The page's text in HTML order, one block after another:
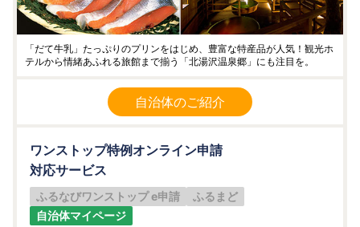
「だて牛乳」たっぷりのプリンをはじめ、豊富な特産品が人気！観光ホ
テルから情緒あふれる旅館まで揃う「北湯沢温泉郷」にも注目を。
自治体のご紹介
ワンストップ特例オンライン申請
対応サービス
ふるなびワンストップ e申請
ふるまど
自治体マイページ